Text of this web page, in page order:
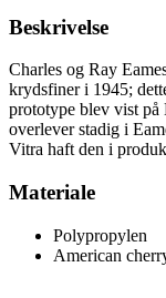
Beskrivelse
Charles og Ray
krydsfiner i 1945;
prototype blev vist
overlever stadig i
Vitra haft den i
Materiale
Polypropylen
American